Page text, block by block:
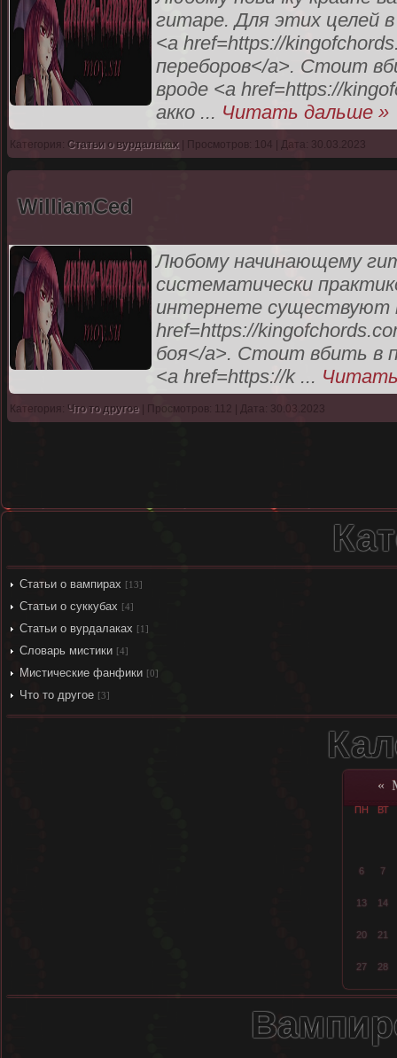
гитаре. Для этих целей
<a href=https://
переборов</a>. Стоит
вроде <a href=https://
акко ... Читать дальше »
Категория: Статьи о вурдалаках | Просмотров: 104 | Дата: 30.03.2023
WilliamCed
Любому начинающему
систематически
интернете существуют
href=https://
боя</a>. Стоит вбить в
<a href=https://k ...
Категория: Что то другое | Просмотров: 112 | Дата: 30.03.2023
Статьи о вампирах [13]
Статьи о суккубах [4]
Статьи о вурдалаках [1]
Словарь мистики [4]
Мистические фанфики [0]
Что то другое [3]
«
ПН ВТ
6 7
13 14
20 21
27 28